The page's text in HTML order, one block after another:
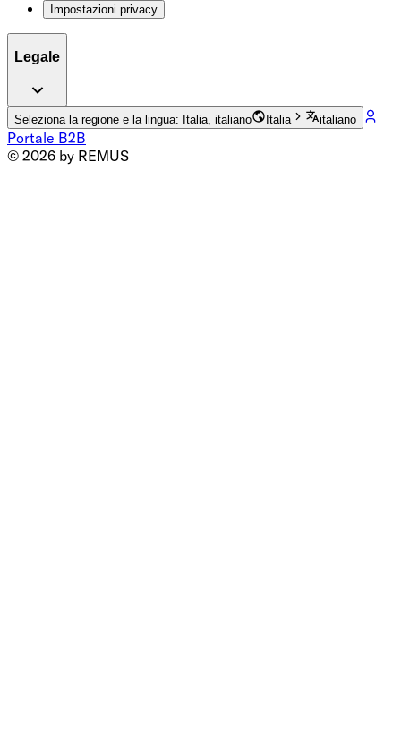
Impostazioni privacy
Legale
Seleziona la regione e la lingua: Italia, italiano Italia italiano
Portale B2B
© 2026 by REMUS